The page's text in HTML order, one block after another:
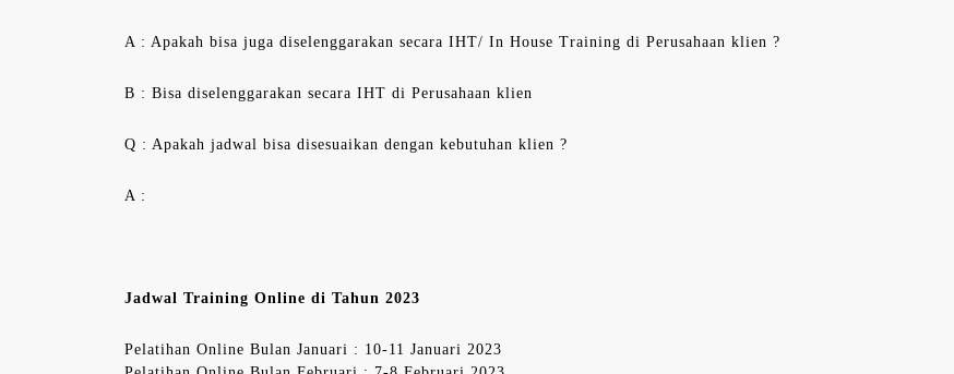
A : Apakah bisa juga diselenggarakan secara IHT/ In House Training di Perusahaan klien ?
B : Bisa diselenggarakan secara IHT di Perusahaan klien
Q : Apakah jadwal bisa disesuaikan dengan kebutuhan klien ?
A :
Jadwal Training Online di Tahun 2023
Pelatihan Online Bulan Januari : 10-11 Januari 2023